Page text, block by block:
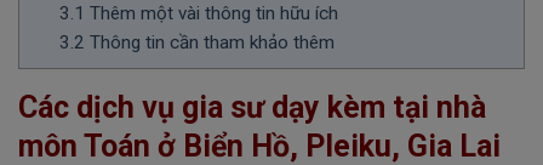
3.1 Thêm một vài thông tin hữu ích
3.2 Thông tin cần tham khảo thêm
Các dịch vụ gia sư dạy kèm tại nhà
môn Toán ở Biển Hồ, Pleiku, Gia Lai